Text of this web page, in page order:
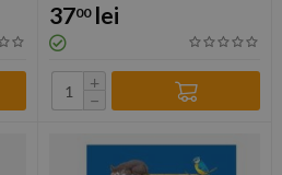
3700 lei
+
−